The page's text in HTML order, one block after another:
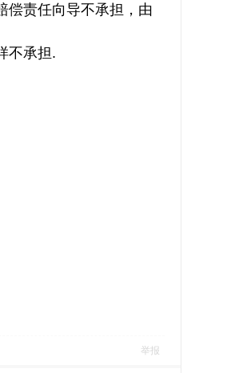
偿责任向导不承担，由
不承担.
举报